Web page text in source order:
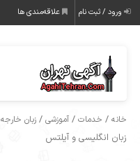
ورود / ثبت نام علاقه‌مندی ها
خانه / خدمات /آموزشی /زبان خارجه
زبان انگلیسی و آیلتس